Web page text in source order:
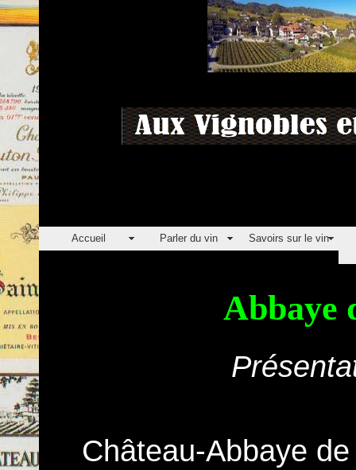
Accueil Parler du vin Savoirs sur le vin
Abbaye
Château-Abbaye